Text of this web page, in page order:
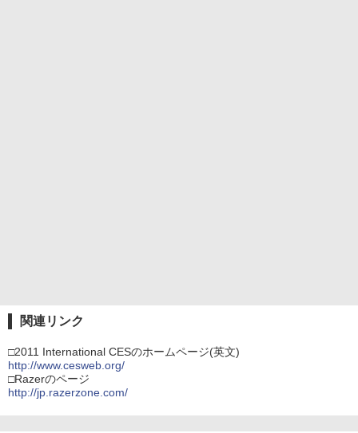
関連リンク
□2011 International CESのホームページ(英文)
http://www.cesweb.org/
□Razerのページ
http://jp.razerzone.com/